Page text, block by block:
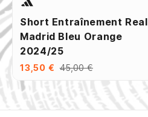
Short Entraînement Real
Madrid Bleu Orange
2024/25
13,50 € 45,00 €